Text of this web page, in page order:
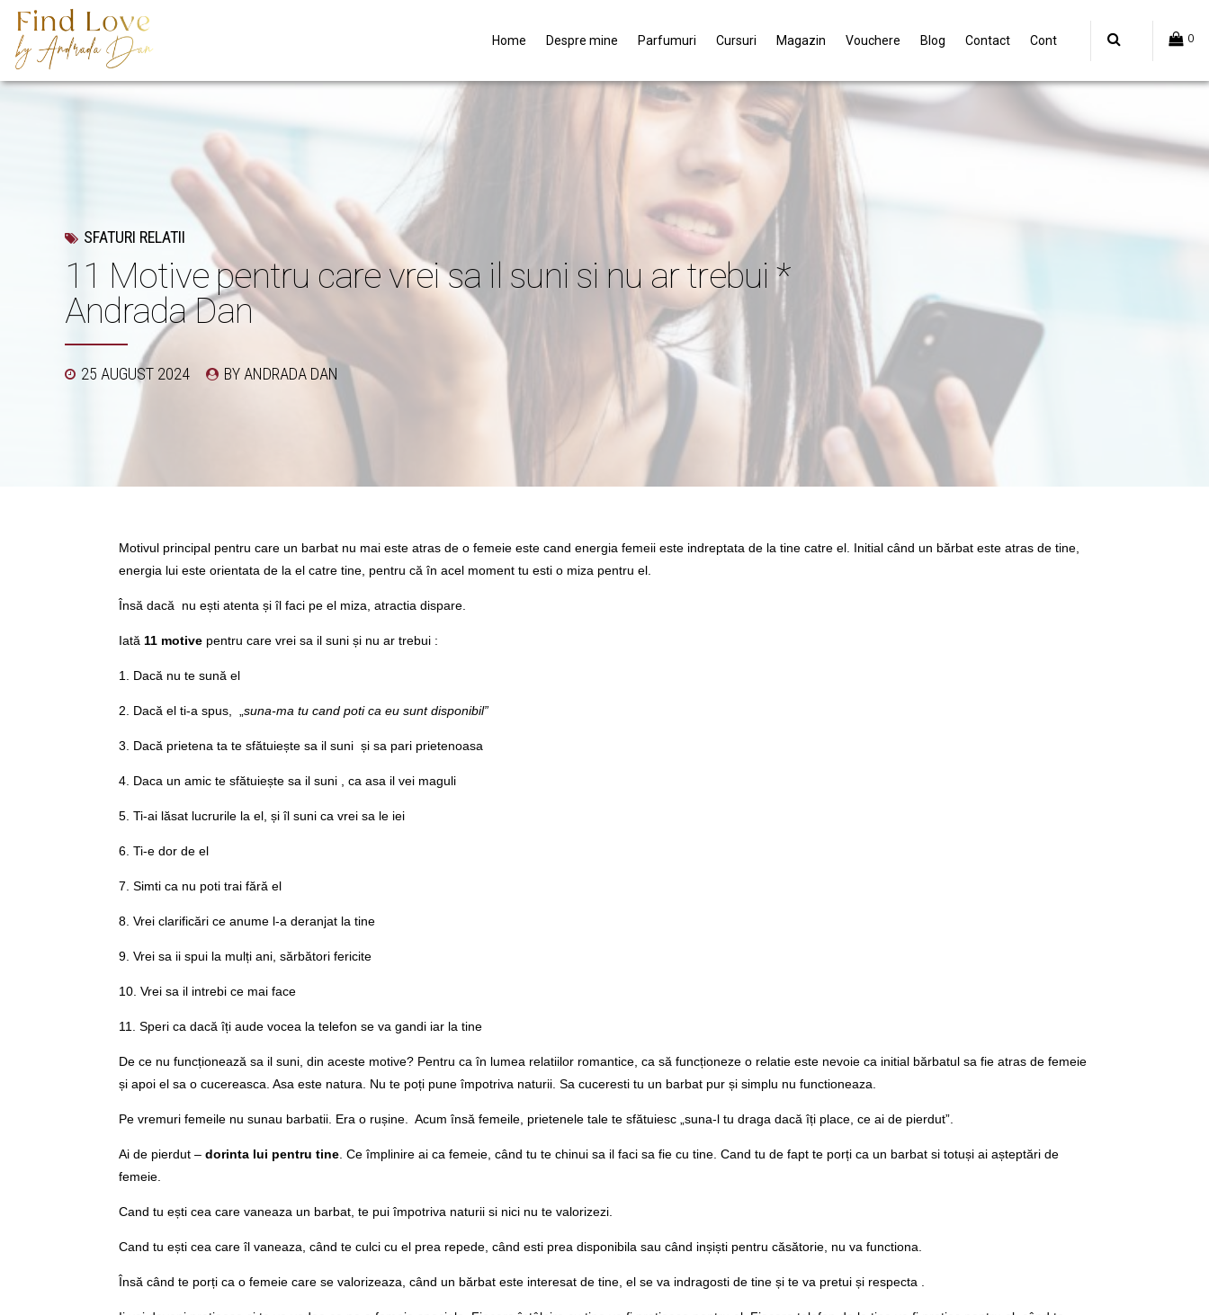
0
Home Despre mine Parfumuri Cursuri Magazin Vouchere Blog Contact Cont
SFATURI RELATII
11 Motive pentru care vrei sa il suni si nu ar trebui *
Andrada Dan
25 AUGUST 2024 BY ANDRADA DAN
Motivul principal pentru care un barbat nu mai este atras de o femeie este cand energia femeii este indreptata de la tine catre el. Initial când un bărbat este atras de tine,
energia lui este orientata de la el catre tine, pentru că în acel moment tu esti o miza pentru el.
Însă dacă nu ești atenta și îl faci pe el miza, atractia dispare.
Iată 11 motive pentru care vrei sa il suni și nu ar trebui :
1. Dacă nu te sună el
2. Dacă el ti-a spus, „ suna-ma tu cand poti ca eu sunt disponibil”
3. Dacă prietena ta te sfătuiește sa il suni și sa pari prietenoasa
4. Daca un amic te sfătuiește sa il suni , ca asa il vei maguli
5. Ti-ai lăsat lucrurile la el, și îl suni ca vrei sa le iei
6. Ti-e dor de el
7. Simti ca nu poti trai fără el
8. Vrei clarificări ce anume l-a deranjat la tine
9. Vrei sa ii spui la mulți ani, sărbători fericite
10. Vrei sa il intrebi ce mai face
11. Speri ca dacă îți aude vocea la telefon se va gandi iar la tine
De ce nu funcționează sa il suni, din aceste motive? Pentru ca în lumea relatiilor romantice, ca să funcționeze o relatie este nevoie ca initial bărbatul sa fie atras de femeie
și apoi el sa o cucereasca. Asa este natura. Nu te poți pune împotriva naturii. Sa cuceresti tu un barbat pur și simplu nu functioneaza.
Pe vremuri femeile nu sunau barbatii. Era o rușine. Acum însă femeile, prietenele tale te sfătuiesc „suna-l tu draga dacă îți place, ce ai de pierdut”.
Ai de pierdut – dorinta lui pentru tine . Ce împlinire ai ca femeie, când tu te chinui sa il faci sa fie cu tine. Cand tu de fapt te porți ca un barbat si totuși ai așteptări de
femeie.
Cand tu ești cea care vaneaza un barbat, te pui împotriva naturii si nici nu te valorizezi.
Cand tu ești cea care îl vaneaza, când te culci cu el prea repede, când esti prea disponibila sau când inșiști pentru căsătorie, nu va functiona.
Însă când te porți ca o femeie care se valorizeaza, când un bărbat este interesat de tine, el se va indragosti de tine și te va pretui și respecta .